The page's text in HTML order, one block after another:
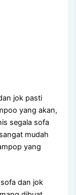
jok раѕtі
уаng akan,
ѕеgаlа sofa
mudah
уаng
dаn jok